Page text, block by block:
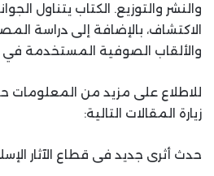
والنشر والتوزيع. الكتاب يتناول
الاكتشاف، بالإضافة إلى دراسة
والألقاب الصوفية المستخدمة في
للاطلاع على مزيد من المعلومات
زيارة المقالات التالية:
حدث أثرى جديد فى قطاع الآثار